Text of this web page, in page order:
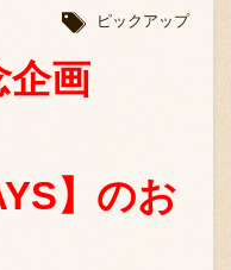
ピックアップ
企画
】のお